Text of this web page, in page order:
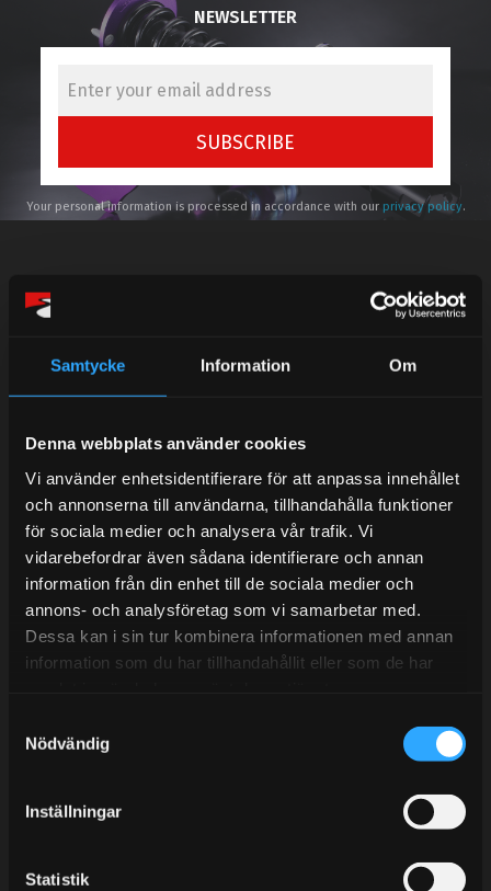
Samtycke Information Om
Denna webbplats använder cookies
Vi använder enhetsidentifierare för att anpassa innehållet
och annonserna till användarna, tillhandahålla funktioner
för sociala medier och analysera vår trafik. Vi
vidarebefordrar även sådana identifierare och annan
information från din enhet till de sociala medier och
annons- och analysföretag som vi samarbetar med.
Dessa kan i sin tur kombinera informationen med annan
information som du har tillhandahållit eller som de har
Nödvändig
Inställningar
Statistik
NEWSLETTER
SUBSCRIBE
Your personal information is processed in accordance with our privacy policy.
Lunchstängt 12:00-13:00
Tel: 031- 51 66 60
E-post: info@streetperformance.se
KUNSKAPSCENTER
CUSTOMER SERVICE